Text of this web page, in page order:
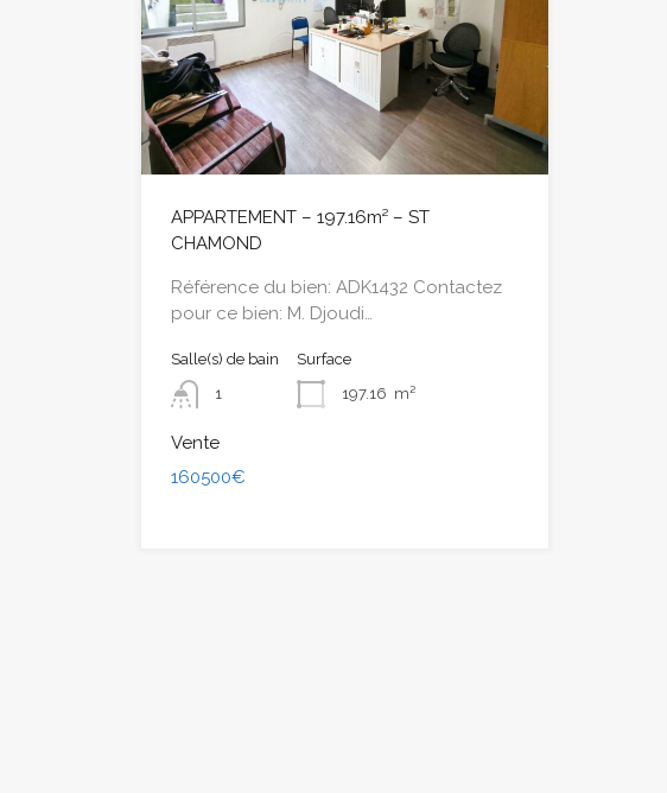
APPARTEMENT – 197.16m² – ST
CHAMOND
Référence du bien: ADK1432 Contactez
pour ce bien: M. Djoudi…
Salle(s) de bain
1
Surface
197.16 m²
Vente
160500€